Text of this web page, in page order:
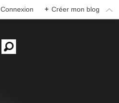
Connexion + Créer mon blog